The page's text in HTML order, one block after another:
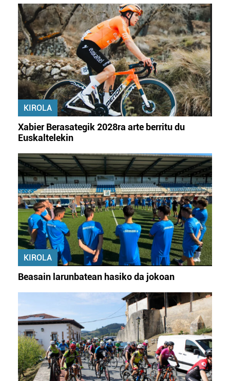
KIROLA
Xabier Berasategik 2028ra arte berritu du
Euskaltelekin
KIROLA
Beasain larunbatean hasiko da jokoan